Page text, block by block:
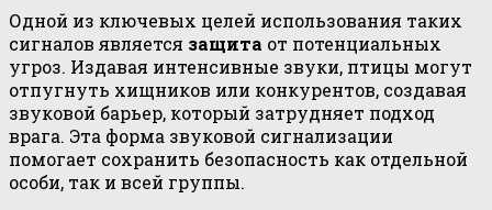
Одной из ключевых целей использования таких
сигналов является защита от потенциальных
угроз. Издавая интенсивные звуки, птицы могут
отпугнуть хищников или конкурентов, создавая
звуковой барьер, который затрудняет подход
врага. Эта форма звуковой сигнализации
помогает сохранить безопасность как отдельной
особи, так и всей группы.